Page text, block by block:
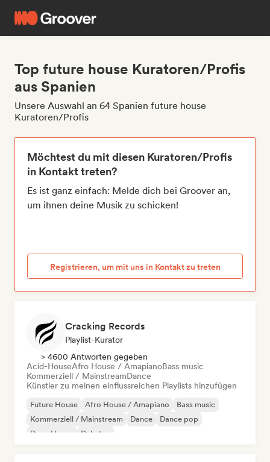
Top future house Kuratoren/Profis
aus Spanien
Unsere Auswahl an 64 Spanien future house
Kuratoren/Profis
Möchtest du mit diesen Kuratoren/Profis
in Kontakt treten?
Es ist ganz einfach: Melde dich bei Groover an,
um ihnen deine Musik zu schicken!
Registrieren, um mit uns in Kontakt zu treten
Cracking Records
Playlist-Kurator
> 4600 Antworten gegeben
Acid-HouseAfro House / AmapianoBass music
Kommerziell / MainstreamDance
Künstler zu meinen einflussreichen Playlists hinzufügen
Future House Afro House / Amapiano
Bass music
Kommerziell / Mainstream
Dance
Dance pop
Deep House
Dubstep